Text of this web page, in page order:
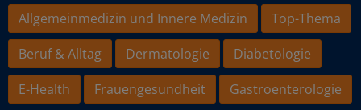
Allgemeinmedizin und Innere Medizin
Top-Thema
Beruf & Alltag
Dermatologie
Diabetologie
E-Health
Frauengesundheit
Gastroenterologie